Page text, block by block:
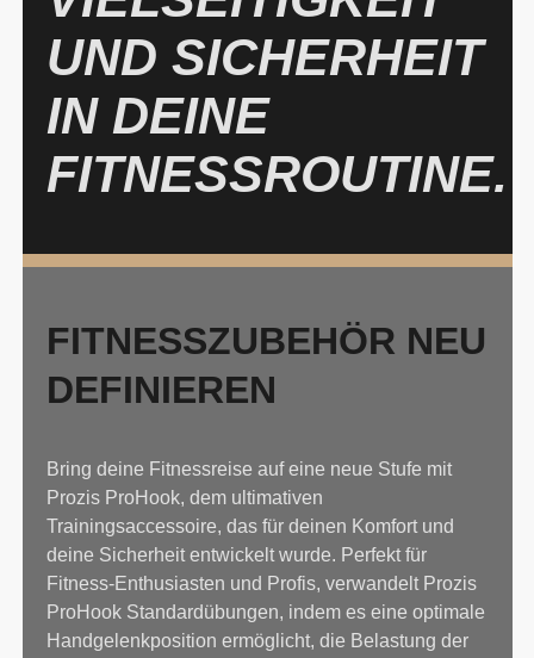
UND SICHERHEIT
IN DEINE
FITNESSROUTINE.
FITNESSZUBEHÖR NEU
DEFINIEREN
Bring deine Fitnessreise auf eine neue Stufe mit
Prozis ProHook, dem ultimativen
Trainingsaccessoire, das für deinen Komfort und
deine Sicherheit entwickelt wurde. Perfekt für
Fitness-Enthusiasten und Profis, verwandelt Prozis
ProHook Standardübungen, indem es eine optimale
Handgelenkposition ermöglicht, die Belastung der